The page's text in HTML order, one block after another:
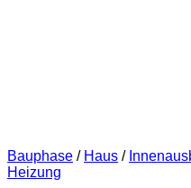
Bauphase / Haus /
Heizung